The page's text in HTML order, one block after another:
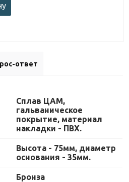
ответ
Сплав ЦАМ,
гальваническое
покрытие, материал
накладки - ПВХ.
Высота - 75мм, диаметр
основания - 35мм.
Бронза